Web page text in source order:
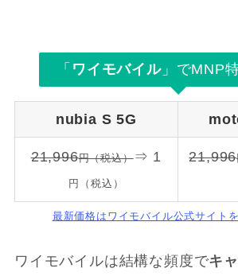
「 ワイモバイル」でMNP
nubia S 5G
21,996円（税込）⇒ 1
円（税込）
21,996
最新価格はワイモバイル公式サイト
ワイモバイルは結構な頻度でキ